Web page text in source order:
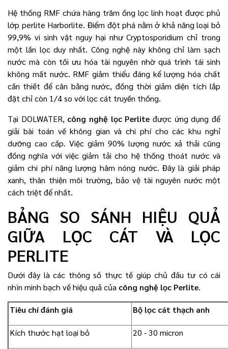
Hệ thống RMF chứa hàng trăm ống lọc linh hoạt được phủ
lớp perlite Harborlite. Điểm đột phá nằm ở khả năng loại bỏ
99,9% vi sinh vật nguy hại như Cryptosporidium chỉ trong
một lần lọc duy nhất. Công nghệ này không chỉ làm sạch
nước mà còn tối ưu hóa tài nguyên nhờ quá trình tái sinh
không mất nước. RMF giảm thiểu đáng kể lượng hóa chất
cần thiết để cân bằng nước, đồng thời giảm diện tích lắp
đặt chỉ còn 1/4 so với lọc cát truyền thống.
Tại DOLWATER, công nghệ lọc Perlite được ứng dụng để
giải bài toán về không gian và chi phí cho các khu nghỉ
dưỡng cao cấp. Việc giảm 90% lượng nước xả thải cũng
đồng nghĩa với việc giảm tải cho hệ thống thoát nước và
giảm chi phí năng lượng hâm nóng nước. Đây là giải pháp
xanh, thân thiện môi trường, bảo vệ tài nguyên nước một
cách triệt để nhất.
BẢNG SO SÁNH HIỆU QUẢ
GIỮA LỌC CÁT VÀ LỌC
PERLITE
Dưới đây là các thông số thực tế giúp chủ đầu tư có cái
nhìn minh bạch về hiệu quả của công nghệ lọc Perlite.
Tiêu chí đánh giá Bộ lọc cát thạch anh
Kích thước hạt loại bỏ 20 - 30 micron